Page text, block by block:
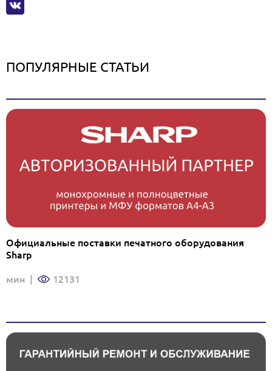
ПОПУЛЯРНЫЕ СТАТЬИ
Официальные поставки печатного оборудования
Sharp
мин 12131